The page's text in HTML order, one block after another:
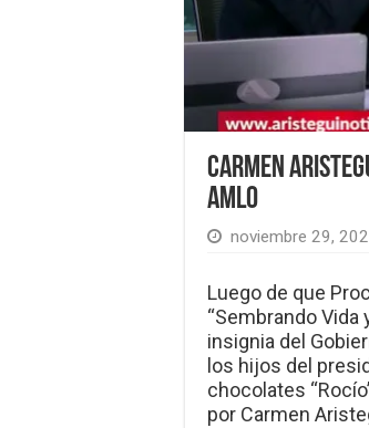
Carmen
AMLO
noviembre 29,
Luego de que
“Sembrando
insignia del
los hijos del
chocolates
por Carmen